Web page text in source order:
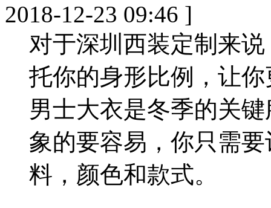
2018-12-23 09:46 ]
对于深圳西装定制来
托你的身形比例，让
男士大衣是冬季的关
象的要容易，你只需
料，颜色和款式。